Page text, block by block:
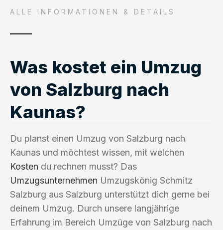
ALLE INFORMATIONEN & DETAILS
Was kostet ein Umzug
von Salzburg nach
Kaunas?
Du planst einen Umzug von Salzburg nach
Kaunas und möchtest wissen, mit welchen
Kosten du rechnen musst? Das
Umzugsunternehmen Umzugskönig Schmitz
Salzburg aus Salzburg unterstützt dich gerne bei
deinem Umzug. Durch unsere langjährige
Erfahrung im Bereich Umzüge von Salzburg nach